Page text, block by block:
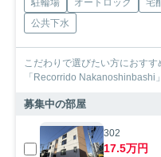
公共下水
こだわりで選びたい方におす
「Recorrido Nakanoshinbashi
募集中の部屋
302
17.5万円